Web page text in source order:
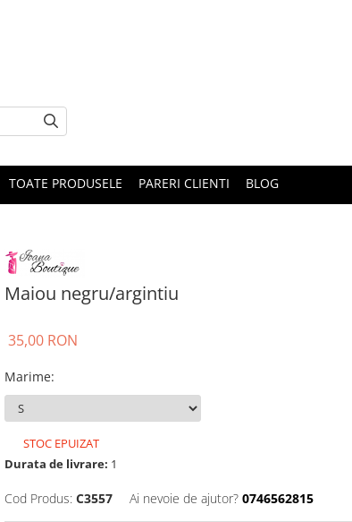
TOATE PRODUSELE PARERI CLIENTI BLOG
Maiou negru/argintiu
35,00 RON
Marime:
STOC EPUIZAT
Durata de livrare: 1
Cod Produs: C3557 Ai nevoie de ajutor? 0746562815